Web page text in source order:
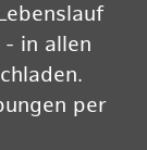
in allen
per